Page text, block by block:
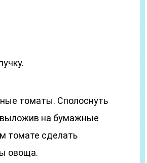
томаты. Сполоснуть
выложив на бумажные
томате сделать
овоща.